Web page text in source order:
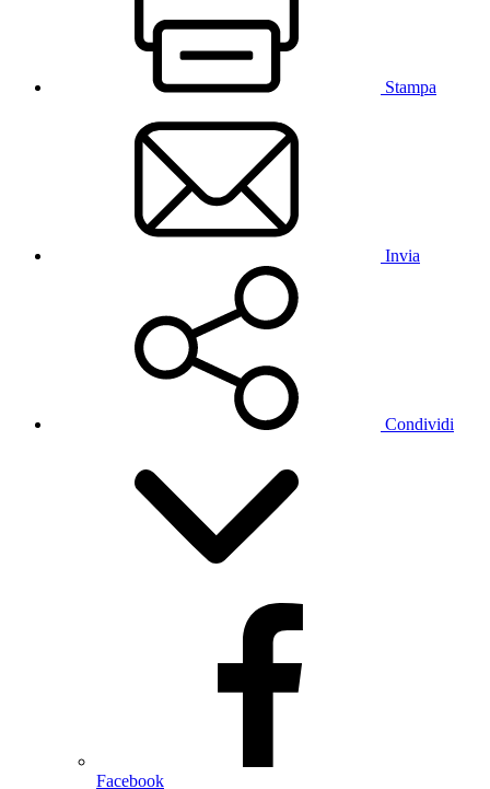
Stampa
Invia
Condividi
Facebook